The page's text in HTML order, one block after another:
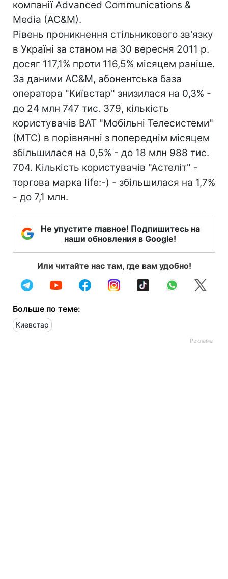
компанії Advanced Communications &
Media (AC&M).
Рівень проникнення стільникового зв'язку
в Україні за станом на 30 вересня 2011 р.
досяг 117,1% проти 116,5% місяцем раніше.
За даними AC&M, абонентська база
оператора "Київстар" знизилася на 0,3% -
до 24 млн 747 тис. 379, кількість
користувачів ВАТ "Мобільні Телесистеми"
(МТС) в порівнянні з попереднім місяцем
збільшилася на 0,5% - до 18 млн 988 тис.
704. Кількість користувачів "Астеліт" -
торгова марка life:-) - збільшилася на 1,7%
- до 7,1 млн.
Не упустите главное! Подпишитесь на
наши обновления в Google!
Или читайте нас там, где вам удобно!
Больше по теме:
Киевстар